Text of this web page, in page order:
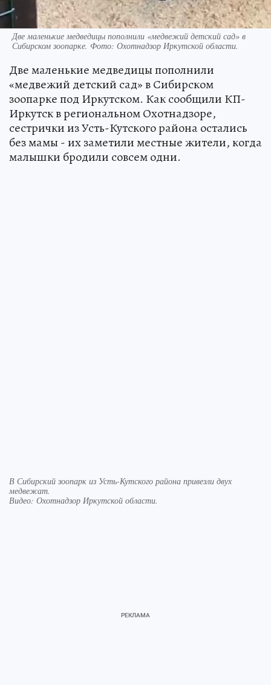
Две маленькие медведицы пополнили «медвежий детский сад» в
Сибирском зоопарке. Фото: Охотнадзор Иркутской области.
Две маленькие медведицы пополнили
«медвежий детский сад» в Сибирском
зоопарке под Иркутском. Как сообщили КП-
Иркутск в региональном Охотнадзоре,
сестрички из Усть-Кутского района остались
без мамы - их заметили местные жители, когда
малышки бродили совсем одни.
В Сибирский зоопарк из Усть-Кутского района привезли двух
медвежат.
Видео: Охотнадзор Иркутской области.